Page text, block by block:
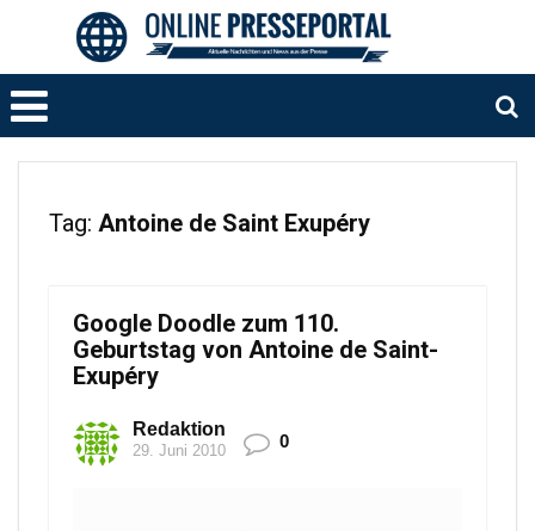
Tag: Antoine de Saint Exupéry
Google Doodle zum 110.
Geburtstag von Antoine de Saint-
Exupéry
Redaktion
29. Juni 2010 0